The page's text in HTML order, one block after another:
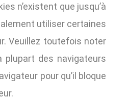
n’existent que jusqu’à
utiliser certaines
Veuillez toutefois noter
des navigateurs
pour qu’il bloque